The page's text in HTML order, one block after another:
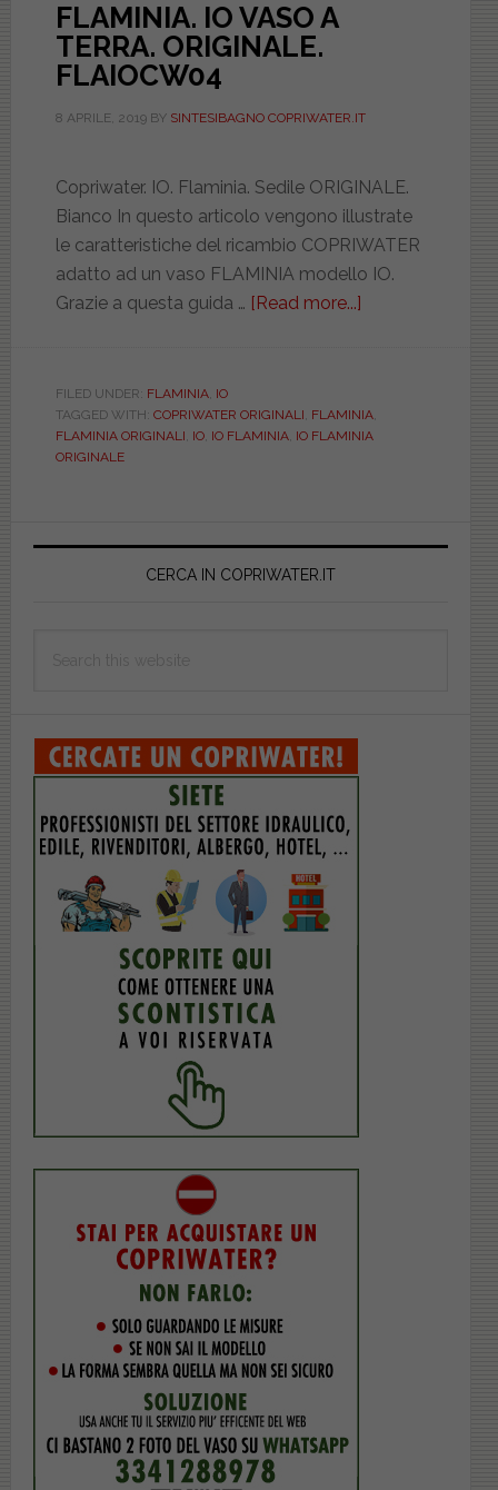
FLAMINIA. IO VASO A
TERRA. ORIGINALE.
FLAIOCW04
8 APRILE, 2019BY SINTESIBAGNO COPRIWATER.IT
Copriwater. IO. Flaminia. Sedile ORIGINALE.
Bianco In questo articolo vengono illustrate
le caratteristiche del ricambio COPRIWATER
adatto ad un vaso FLAMINIA modello IO.
Grazie a questa guida … [Read more...]
A
FILED UNDER: FLAMINIA, IO
TAGGED WITH: COPRIWATER ORIGINALI, FLAMINIA,
FLAMINIA ORIGINALI, IO, IO FLAMINIA, IO FLAMINIA
ORIGINALE
Primary
CERCA IN COPRIWATER.IT